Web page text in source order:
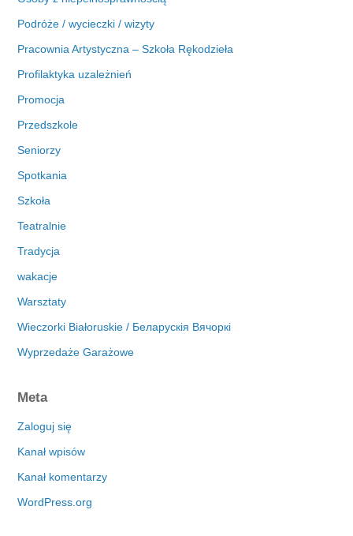
Podróże / wycieczki / wizyty
Pracownia Artystyczna – Szkoła Rękodzieła
Profilaktyka uzależnień
Promocja
Przedszkole
Seniorzy
Spotkania
Szkoła
Teatralnie
Tradycja
wakacje
Warsztaty
Wieczorki Białoruskie / Беларускія Вячоркі
Wyprzedaże Garażowe
Meta
Zaloguj się
Kanał wpisów
Kanał komentarzy
WordPress.org